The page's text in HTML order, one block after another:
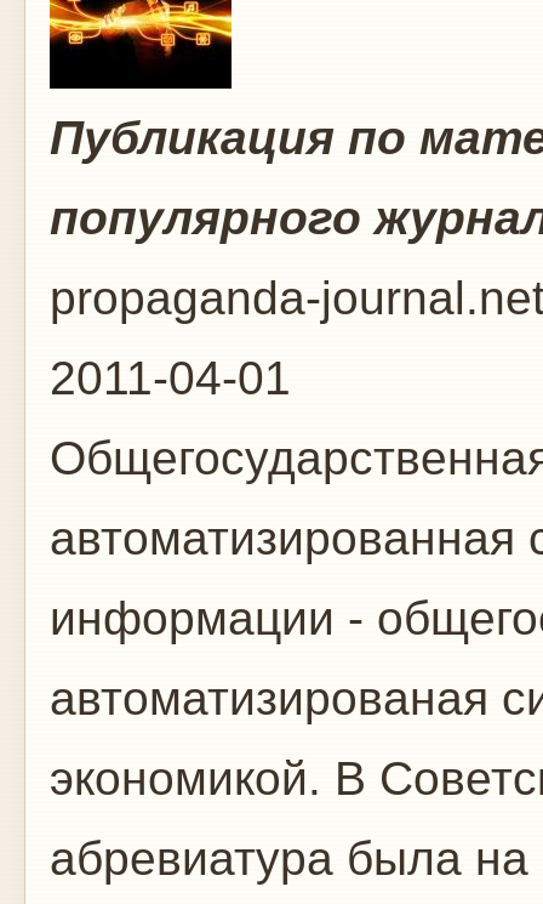
Публикация по
популярного
propaganda-
2011-04-01
автоматизированная
информации -
автоматизированая
экономикой. В
абревиатура была на